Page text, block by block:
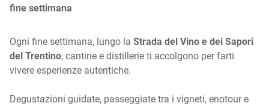
fine settimana
Ogni fine settimana, lungo la Strada del Vino e dei Sapori
del Trentino, cantine e distillerie ti accolgono per farti
vivere esperienze autentiche.
Degustazioni guidate, passeggiate tra i vigneti, enotour e